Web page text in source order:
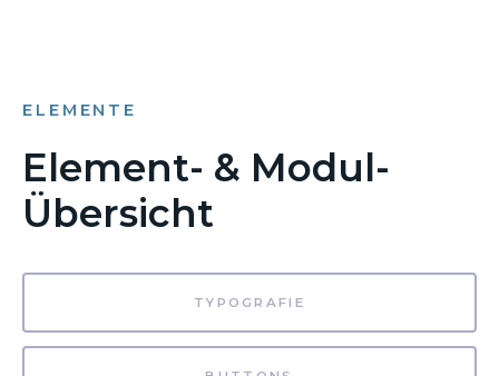
ELEMENTE
Element- & Modul-
Übersicht
TYPOGRAFIE